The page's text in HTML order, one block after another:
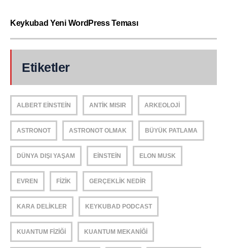
Keykubad Yeni WordPress Teması
Etiketler
ALBERT EINSTEIN ANTIK MISIR ARKEOLOJI
ASTRONOT ASTRONOT OLMAK BÜYÜK PATLAMA
DÜNYA DIŞI YAŞAM EINSTEIN ELON MUSK
EVREN FIZIK GERÇEKLIK NEDIR
KARA DELIKLER KEYKUBAD PODCAST
KUANTUM FIZIĞI KUANTUM MEKANIĞI